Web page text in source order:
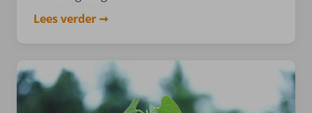
Lees verder